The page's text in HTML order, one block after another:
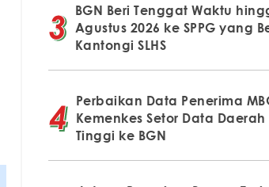
BGN Beri Tenggat Waktu
Agustus 2026 ke SPPG yang
Kantongi SLHS
Perbaikan Data Penerima
Kemenkes Setor Data
Tinggi ke BGN